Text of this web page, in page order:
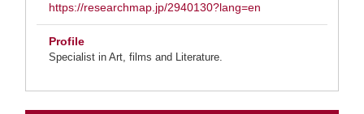
https://researchmap.jp/2940130?lang=en
Profile
Specialist in Art, films and Literature.